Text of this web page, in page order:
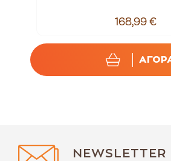
168,99 €
NEWSLETTER